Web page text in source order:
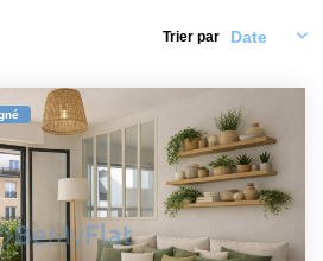
Sommes-Nous
Locataire
Extranet
Estimer
Trier par